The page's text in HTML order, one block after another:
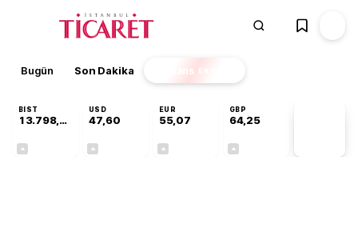
Bugün Son Dakika Finans EKSTRA
BIST
13.798,96
USD
47,60
EUR
55,07
GBP
64,25